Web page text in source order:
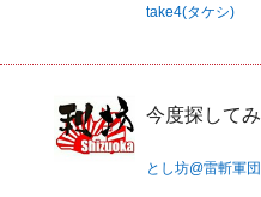
take4(タケシ)
今度探して
とし坊@雷斬軍